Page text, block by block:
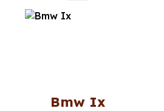
Bmw Ix